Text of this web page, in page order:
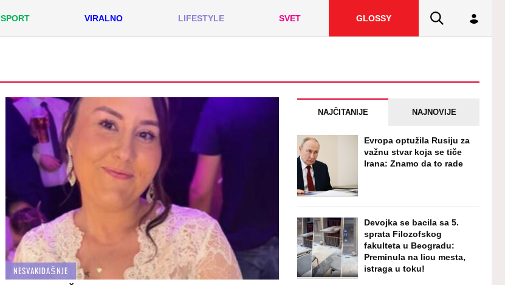
SPORT VIRALNO LIFESTYLE SVET GLOSSY
NESVAKIDAŠNJE
NAJČITANIJE NAJNOVIJE
Evropa optužila Rusiju za
važnu stvar koja se tiče
Irana: Znamo da to rade
Devojka se bacila sa 5.
sprata Filozofskog
fakulteta u Beogradu:
Preminula na licu mesta,
istraga u toku!